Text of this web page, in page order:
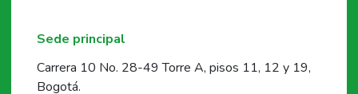
Sede principal
Carrera 10 No. 28-49 Torre A, pisos 11, 12 y 19,
Bogotá.